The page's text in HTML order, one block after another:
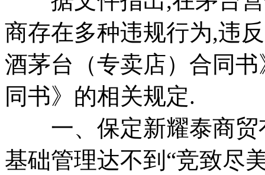
商存在多种违规行为,违
酒茅台（专卖店）合同
同书》的相关规定.
一、保定新耀泰商贸
基础管理达不到“竞致尽